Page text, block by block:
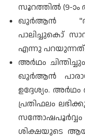
സൂറത്തിൽ (9-ാം
ഖുർആൻ
പാലിച്ചുകൊ്
എന്നു
അർഥം
ഖുർആൻ
ഉദ്ദേശ്യം.
പ്രതിഫലം
ശിക്ഷയുടെ